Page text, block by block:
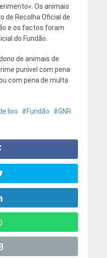
Os animais
de Recolha Oficial de
e os factos foram
do Fundão.
de animais de
punível com pena
com pena de multa
lixo Fundão
GNR